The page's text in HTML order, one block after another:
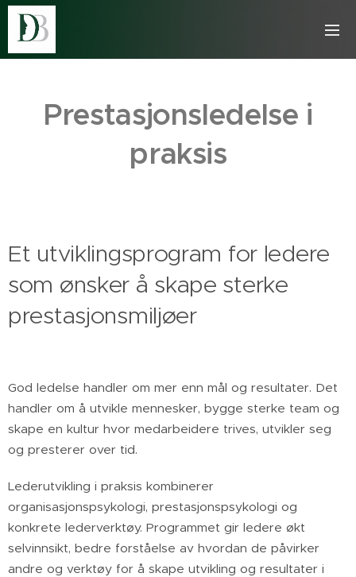
Prestasjonsledelse i
praksis
Et utviklingsprogram for ledere
som ønsker å skape sterke
prestasjonsmiljøer
God ledelse handler om mer enn mål og resultater. Det
handler om å utvikle mennesker, bygge sterke team og
skape en kultur hvor medarbeidere trives, utvikler seg
og presterer over tid.
Lederutvikling i praksis kombinerer
organisasjonspsykologi, prestasjonspsykologi og
konkrete lederverktøy. Programmet gir ledere økt
selvinnsikt, bedre forståelse av hvordan de påvirker
andre og verktøy for å skape utvikling og resultater i